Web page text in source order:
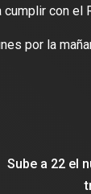
con el
por la
Sube a 22 el